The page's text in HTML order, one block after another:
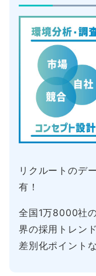
リクルートのデ
有！
全国1万8000社
界の採用トレン
差別化ポイント